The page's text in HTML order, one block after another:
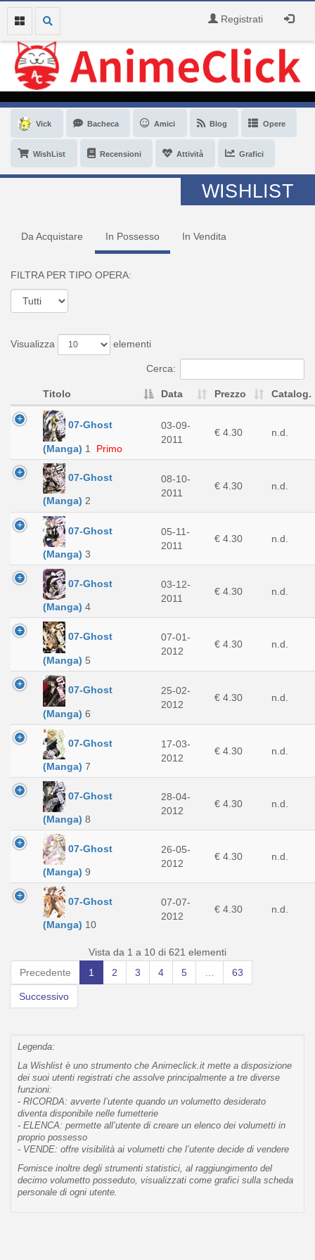
Registrati
Vick Bacheca Amici Blog Opere
WishList Recensioni Attività Grafici
WISHLIST
Da Acquistare In Possesso In Vendita
FILTRA PER TIPO OPERA:
Visualizza elementi
Cerca:
Titolo Data Prezzo Catalog.
07-Ghost
(Manga) 1 Primo
03-09-
2011
€ 4.30 n.d.
07-Ghost
(Manga) 2
08-10-
2011
€ 4.30 n.d.
07-Ghost
(Manga) 3
05-11-
2011
€ 4.30 n.d.
07-Ghost
(Manga) 4
03-12-
2011
€ 4.30 n.d.
07-Ghost
(Manga) 5
07-01-
2012
€ 4.30 n.d.
07-Ghost
(Manga) 6
25-02-
2012
€ 4.30 n.d.
07-Ghost
(Manga) 7
17-03-
2012
€ 4.30 n.d.
07-Ghost
(Manga) 8
28-04-
2012
€ 4.30 n.d.
07-Ghost
(Manga) 9
26-05-
2012
€ 4.30 n.d.
07-Ghost
(Manga) 10
07-07-
2012
€ 4.30 n.d.
Vista da 1 a 10 di 621 elementi
Precedente
1 2 3 4 5 63
Successivo
Legenda:
La Wishlist è uno strumento che Animeclick.it mette a disposizione
dei suoi utenti registrati che assolve principalmente a tre diverse
funzioni:
- RICORDA: avverte l’utente quando un volumetto desiderato
diventa disponibile nelle fumetterie
- ELENCA: permette all’utente di creare un elenco dei volumetti in
proprio possesso
- VENDE: offre visibilità ai volumetti che l’utente decide di vendere
Fornisce inoltre degli strumenti statistici, al raggiungimento del
decimo volumetto posseduto, visualizzati come grafici sulla scheda
personale di ogni utente.